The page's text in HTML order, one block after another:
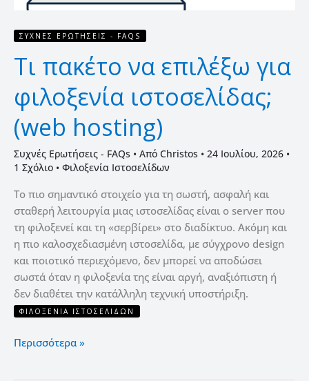
ΣΥΧΝΈΣ ΕΡΩΤΉΣΕΙΣ - FAQS
Τι πακέτο να επιλέξω για
φιλοξενία ιστοσελίδας;
(web hosting)
Συχνές Ερωτήσεις - FAQs • Από Christos • 24 Ιουλίου, 2026 •
1 Σχόλιο • Φιλοξενία Ιστοσελίδων
Το πιο σημαντικό στοιχείο για τη σωστή, ασφαλή και
σταθερή λειτουργία μιας ιστοσελίδας είναι ο server που
τη φιλοξενεί και τη «σερβίρει» στο διαδίκτυο. Ακόμη και
η πιο καλοσχεδιασμένη ιστοσελίδα, με σύγχρονο design
και ποιοτικό περιεχόμενο, δεν μπορεί να αποδώσει
σωστά όταν η φιλοξενία της είναι αργή, αναξιόπιστη ή
δεν διαθέτει την κατάλληλη τεχνική υποστήριξη.
ΦΙΛΟΞΕΝΊΑ ΙΣΤΟΣΕΛΊΔΩΝ
Περισσότερα »